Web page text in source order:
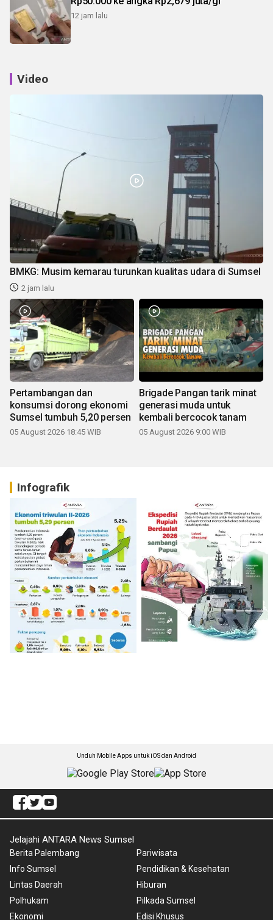
12 jam lalu
Video
BMKG: Musim kemarau turunkan kualitas udara di Sumsel
2 jam lalu
Pertambangan dan
konsumsi dorong ekonomi
Sumsel tumbuh 5,20 persen
05 August 2026 18:45 WIB
Brigade Pangan tarik minat
generasi muda untuk
kembali bercocok tanam
05 August 2026 9:00 WIB
Infografik
Unduh Mobile Apps untuk iOS dan Android
Jelajahi ANTARA News Sumsel
Berita Palembang
Info Sumsel
Lintas Daerah
Polhukam
Ekonomi
Pariwisata
Pendidikan & Kesehatan
Hiburan
Pilkada Sumsel
Edisi Khusus